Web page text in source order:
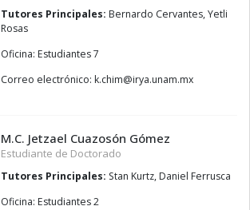
Tutores Principales: Bernardo Cervantes, Yetli
Rosas
Oficina: Estudiantes 7
Correo electrónico:
xm.manu.ayri
@
mihc.k
M.C. Jetzael Cuazosón Gómez
Estudiante de Doctorado
Tutores Principales: Stan Kurtz, Daniel Ferrusca
Oficina: Estudiantes 2